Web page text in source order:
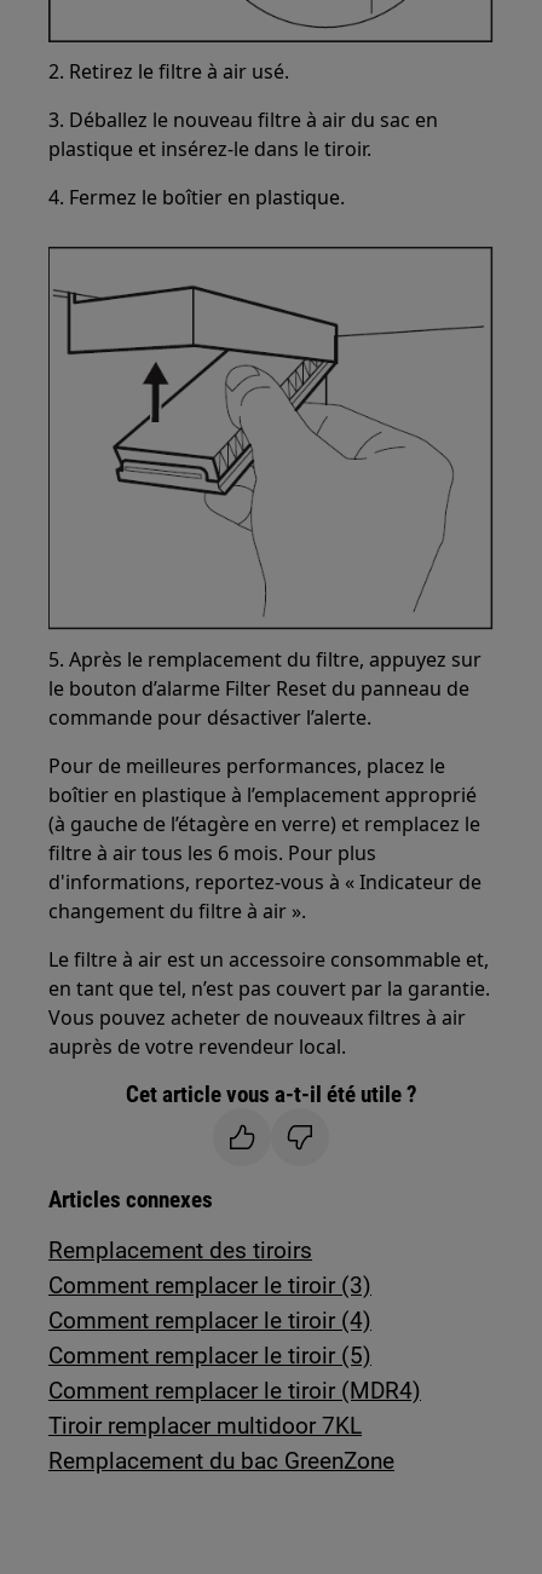
2. Retirez le filtre à air usé.
3. Déballez le nouveau filtre à air du sac en
plastique et insérez-le dans le tiroir.
4. Fermez le boîtier en plastique.
5. Après le remplacement du filtre, appuyez sur
le bouton d’alarme Filter Reset du panneau de
commande pour désactiver l’alerte.
Pour de meilleures performances, placez le
boîtier en plastique à l’emplacement approprié
(à gauche de l’étagère en verre) et remplacez le
filtre à air tous les 6 mois. Pour plus
d'informations, reportez-vous à « Indicateur de
changement du filtre à air ».
Le filtre à air est un accessoire consommable et,
en tant que tel, n’est pas couvert par la garantie.
Vous pouvez acheter de nouveaux filtres à air
auprès de votre revendeur local.
Cet article vous a-t-il été utile ?
Articles connexes
Remplacement des tiroirs
Comment remplacer le tiroir (3)
Comment remplacer le tiroir (4)
Comment remplacer le tiroir (5)
Comment remplacer le tiroir (MDR4)
Tiroir remplacer multidoor 7KL
Remplacement du bac GreenZone